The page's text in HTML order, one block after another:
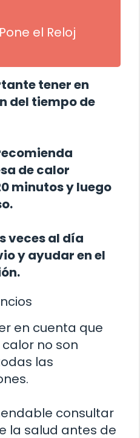
el Reloj
tener en
del tiempo de
de calor
minutos y luego
veces al día
y ayudar en el
en cuenta que
no son
las
consultar
la salud antes de